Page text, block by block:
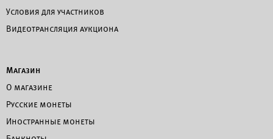
Условия для участников
Видеотрансляция аукциона
Магазин
О магазине
Русские монеты
Иностранные монеты